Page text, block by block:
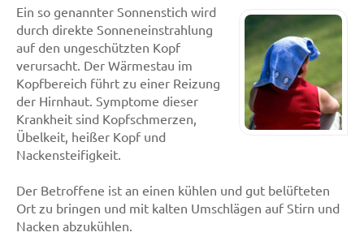
Ein so genannter Sonnenstich wird
durch direkte Sonneneinstrahlung
auf den ungeschützten Kopf
verursacht. Der Wärmestau im
Kopfbereich führt zu einer Reizung
der Hirnhaut. Symptome dieser
Krankheit sind Kopfschmerzen,
Übelkeit, heißer Kopf und
Nackensteifigkeit.
Der Betroffene ist an einen kühlen und gut belüfteten
Ort zu bringen und mit kalten Umschlägen auf Stirn und
Nacken abzukühlen.